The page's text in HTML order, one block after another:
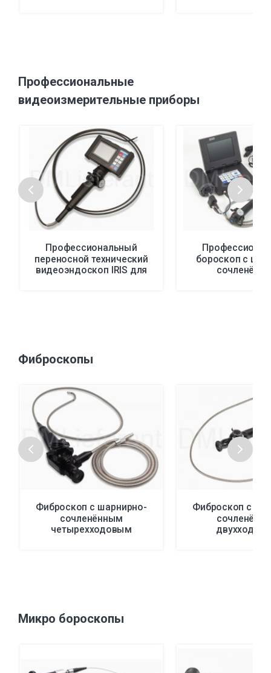
Профессиональные
видеоизмерительные приборы
Профессиональный
переносной технический
видеоэндоскоп IRIS для
бороскоп с
Фиброскопы
Фиброскоп с шарнирно-
сочленённым
четырехходовым
Фиброскоп с
Микро бороскопы